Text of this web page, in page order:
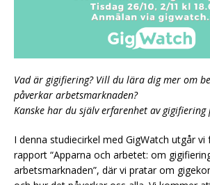
Vad är gigifiering? Vill du lära dig mer om
påverkar arbetsmarknaden?
Kanske har du själv erfarenhet av
I denna studiecirkel med GigWatch utgår vi
rapport “Apparna och arbetet: om
arbetsmarknaden”, där vi pratar om